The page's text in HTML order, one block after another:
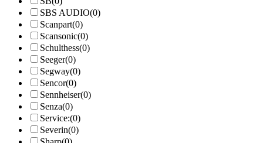
SBS AUDIO(0)
Scanpart(0)
Scansonic(0)
Schulthess(0)
Seeger(0)
Segway(0)
Sencor(0)
Sennheiser(0)
Senza(0)
Service:(0)
Severin(0)